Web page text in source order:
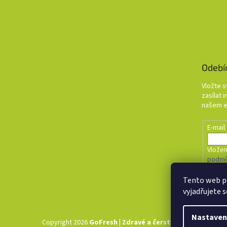
Tento web
vyjadřujete
Vložte
zasílat
našem
E-mail
Copyright 2026 GoFresh | Zdravé a čerstvé BIO potraviny